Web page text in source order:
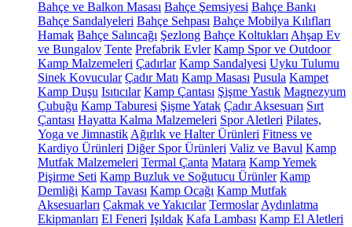
Bahçe ve Balkon Masası Bahçe Şemsiyesi Bahçe Bankı
Bahçe Sandalyeleri Bahçe Sehpası Bahçe Mobilya Kılıfları
Hamak Bahçe Salıncağı Şezlong Bahçe Koltukları Ahşap Ev
ve Bungalov Tente Prefabrik Evler Kamp Spor ve Outdoor
Kamp Malzemeleri Çadırlar Kamp Sandalyesi Uyku Tulumu
Sinek Kovucular Çadır Matı Kamp Masası Pusula Kampet
Kamp Duşu Isıtıcılar Kamp Çantası Şişme Yastık Magnezyum
Çubuğu Kamp Taburesi Şişme Yatak Çadır Aksesuarı Sırt
Çantası Hayatta Kalma Malzemeleri Spor Aletleri Pilates,
Yoga ve Jimnastik Ağırlık ve Halter Ürünleri Fitness ve
Kardiyo Ürünleri Diğer Spor Ürünleri Valiz ve Bavul Kamp
Mutfak Malzemeleri Termal Çanta Matara Kamp Yemek
Pişirme Seti Kamp Buzluk ve Soğutucu Ürünler Kamp
Demliği Kamp Tavası Kamp Ocağı Kamp Mutfak
Aksesuarları Çakmak ve Yakıcılar Termoslar Aydınlatma
Ekipmanları El Feneri Işıldak Kafa Lambası Kamp El Aletleri